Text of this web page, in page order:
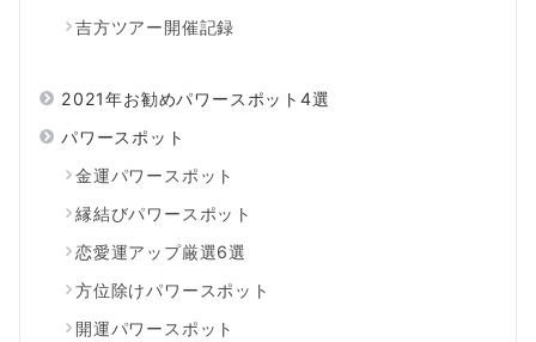
吉方ツアー開催記録
2021年お勧めパワースポット4選
パワースポット
金運パワースポット
縁結びパワースポット
恋愛運アップ厳選6選
方位除けパワースポット
開運パワースポット